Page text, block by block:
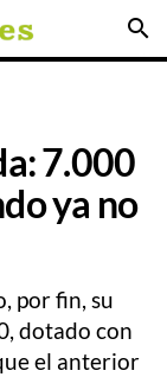
search
7.000
ya no
por fin, su
dotado con
el anterior